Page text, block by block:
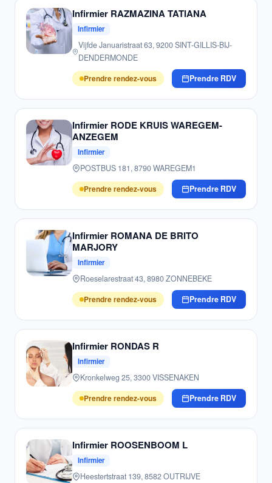
Infirmier RAZMAZINA TATIANA
Infirmier
Vijfde Januaristraat 63, 9200 SINT-GILLIS-BIJ-
DENDERMONDE
Prendre rendez-vous
Prendre RDV
Infirmier RODE KRUIS WAREGEM-
ANZEGEM
Infirmier
POSTBUS 181, 8790 WAREGEM1
Prendre rendez-vous
Prendre RDV
Infirmier ROMANA DE BRITO
MARJORY
Infirmier
Roeselarestraat 43, 8980 ZONNEBEKE
Prendre rendez-vous
Prendre RDV
Infirmier RONDAS R
Infirmier
Kronkelweg 25, 3300 VISSENAKEN
Prendre rendez-vous
Prendre RDV
Infirmier ROOSENBOOM L
Infirmier
Heestertstraat 139, 8582 OUTRIJVE